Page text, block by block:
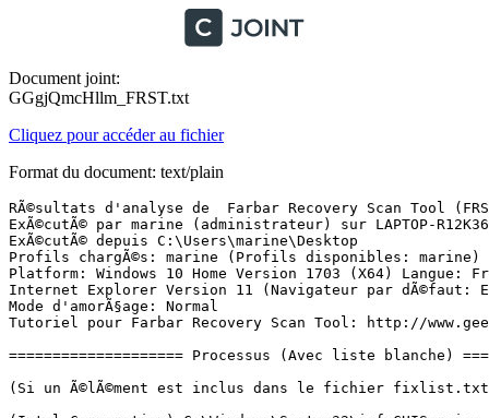
Document joint:
GGgjQmcHllm_FRST.txt
Cliquez pour accéder au fichier
Format du document: text/plain
RÃ©sultats d'analyse de  Farbar Recovery Scan Tool (FRST) (x64) Version: 05-07-2017
ExÃ©cutÃ© par marine (administrateur) sur LAPTOP-R12K36TN (06-07-2017 11:31:15)
ExÃ©cutÃ© depuis C:\Users\marine\Desktop
Profils chargÃ©s: marine (Profils disponibles: marine)
Platform: Windows 10 Home Version 1703 (X64) Langue: FranÃ§ais (France)
Internet Explorer Version 11 (Navigateur par dÃ©faut: Edge)
Mode d'amorÃ§age: Normal
Tutoriel pour Farbar Recovery Scan Tool: http://www.geekstogo.com/forum/topic/335081-frst-tutorial-how-to-use-farbar-recovery-scan-tool/

==================== Processus (Avec liste blanche) =================

(Si un Ã©lÃ©ment est inclus dans le fichier fixlist.txt, le processus sera arrÃªtÃ©. Le fichier ne sera pas dÃ©placÃ©.)

(Intel Corporation) C:\Windows\System32\igfxCUIService.exe
(Windows (R) Win 7 DDK provider) C:\Windows\System32\AdminService.exe
(Acer Incorporated) C:\Program Files (x86)\Acer\AOP Framework\CCDMonitorService.exe
() C:\Program Files (x86)\Canon\IJPLM\ijplmsvc.exe
(Electronic Arts) C:\Program Files (x86)\Origin\OriginWebHelperService.exe
(Microsoft Corporation) C:\Program Files\Windows Defender\MsMpEng.exe
(TeamViewer GmbH) C:\Program Files (x86)\TeamViewer\TeamViewer_Service.exe
(Microsoft Corporation) C:\Program Files\Windows Defender\NisSrv.exe
(Intel Corporation) C:\Program Files (x86)\Intel\Intel(R) Management Engine Components\DAL\jhi_service.exe
(Google Inc.) C:\Program Files (x86)\Google\Update\1.3.33.5\GoogleCrashHandler.exe
(Google Inc.) C:\Program Files (x86)\Google\Update\1.3.33.5\GoogleCrashHandler64.exe
(Intel Corporation) C:\Program Files (x86)\Intel\Intel(R) Management Engine Components\LMS\LMS.exe
(Microsoft Corporation) C:\Windows\Microsoft.NET\Framework64\v3.0\WPF\PresentationFontCache.exe
(Intel Corporation) C:\Windows\System32\igfxEM.exe
(Intel Corporation) C:\Windows\System32\igfxHK.exe
() C:\Windows\System32\igfxTray.exe
() C:\Program Files\WindowsApps\Microsoft.SkypeApp_11.18.614.0_x64__kzf8qxf38zg5c\SkypeHost.exe
(Acer Incorporated) C:\Program Files\Acer\Acer Quick Access\QASvc.exe
(Acer Incorporated) C:\Program Files\Acer\Acer Quick Access\QALSvc.exe
(Acer Incorporated) C:\Program Files\Acer\Acer Quick Access\QAAgent.exe
(Acer Incorporated) C:\Program Files\Acer\Acer Quick Access\QALockHandler.exe
(Acer Incorporated) C:\Program Files\Acer\Acer Quick Access\QAAdminAgent.exe
(Microsoft Corporation) C:\Program Files\Windows Defender\MSASCuiL.exe
(Realtek Semiconductor) C:\Program Files\Realtek\Audio\HDA\RAVCpl64.exe
(Piriform Ltd) C:\Program Files\CCleaner\CCleaner64.exe
(Oracle Corporation) C:\Program Files (x86)\Common Files\Java\Java Update\jusched.exe
(Acer Incorporated) C:\Program Files\Acer\Acer Power Management\ePowerSvc.exe
(Acer Incorporated) C:\Program Files\Acer\Acer Power Management\ePowerTray.exe
(Intel Corporation) C:\Windows\System32\igfxext.exe
(Acer Incorporated) C:\Program Files\Acer\Acer Power Management\ePowerEvent.exe
() C:\OEM\Preload\FubTracking\FubTracking.exe
(Acer) C:\Program Files (x86)\Acer\Acer Portal\AcerPortal.exe
(Acer Cloud Technology) C:\Program Files (x86)\Acer\AOP Framework\acer\ccd.exe
() C:\Program Files (x86)\Acer\Care Center\ACCStd.exe
(Acer Incorporated) C:\Program Files\Acer\Acer Power Management\ePowerButton_NB.exe
(acer) C:\Program Files\Acer\User Experience Improvement Program\Framework\UBTService.exe
(TODO: <Company name>) C:\Program Files\Acer\User Experience Improvement Program\Plugin\AppMonitor\AppMonitorPlugIn.exe
(Intel Corporation) C:\Program Files (x86)\Intel\Intel(R) Security Assist\isa.exe
(Microsoft Corporation) C:\Windows\System32\smartscreen.exe

==================== Registre (Avec liste blanche) ====================

(Si un Ã©lÃ©ment est inclus dans le fichier fixlist.txt, l'Ã©lÃ©ment de Registre sera restaurÃ© Ã  la valeur par dÃ©faut ou supprimÃ©. Le fichier ne sera pas dÃ©placÃ©.)

HKLM\...\Run: [SecurityHealth] => C:\Program Files\Windows Defender\MSASCuiL.exe [629152 2017-03-18] (Microsoft Corporation)
HKLM\...\Run: [RTHDVCPL] => C:\Program Files\Realtek\Audio\HDA\RAVCpl64.exe [14040792 2015-07-07] (Realtek Semiconductor)
HKLM-x32\...\Run: [SunJavaUpdateSched] => C:\Program Files (x86)\Common Files\Java\Java Update\jusched.exe [587288 2017-03-15] (Oracle Corporation)
HKU\S-1-5-21-1811876582-1699742835-4197599875-1001\...\Run: [CCleaner Monitoring] => C:\Program Files\CCleaner\CCleaner64.exe [9803992 2017-06-13] (Piriform Ltd)
GroupPolicy: Restriction <==== ATTENTION

==================== Internet (Avec liste blanche) ====================

(Si un Ã©lÃ©ment est inclus dans le fichier fixlist.txt, s'il s'agit d'un Ã©lÃ©ment du Registre, il sera supprimÃ© ou restaurÃ© Ã  la valeur par dÃ©faut.)

Tcpip\Parameters: [DhcpNameServer] 212.27.40.240 212.27.40.241
Tcpip\..\Interfaces\{0de7181a-9635-46b7-a5dd-f426adf8cb60}: [DhcpNameServer] 192.168.1.1 192.168.1.1
Tcpip\..\Interfaces\{3e997fd1-8029-4268-a002-c3f0dc92510d}: [DhcpNameServer] 212.27.40.240 212.27.40.241

Internet Explorer:
==================
HKLM\Software\Microsoft\Internet Explorer\Main,Start Page = hxxp://go.microsoft.com/fwlink/?LinkID=617910&ResetID=131139431716488040&GUID=87FC5F74-CABD-4B00-BD92-CAE3F7CF3583
HKU\S-1-5-21-1811876582-1699742835-4197599875-1001\Software\Microsoft\Internet Explorer\Main,Start Page = hxxps://fr.yahoo.com/?fr=yset_ie_syc_oracle&type=orcl_hpset
HKU\S-1-5-21-1811876582-1699742835-4197599875-1001\Software\Microsoft\Internet Explorer\Main,Default_Page_URL = hxxp://acer15.msn.com/?pc=ACTE
SearchScopes: HKLM -> DefaultScope {4589EE33-2448-4D73-A9EF-761EA5DB6DE1} URL = hxxp://www.bing.com/search?q={searchTerms}&form=MSSEDF&pc=MSE1
SearchScopes: HKLM -> {4589EE33-2448-4D73-A9EF-761EA5DB6DE1} URL = hxxp://www.bing.com/search?q={searchTerms}&form=MSSEDF&pc=MSE1
SearchScopes: HKLM-x32 -> DefaultScope {4589EE33-2448-4D73-A9EF-761EA5DB6DE1} URL = hxxp://www.bing.com/search?q={searchTerms}&form=MSSEDF&pc=MSE1
SearchScopes: HKLM-x32 -> {4589EE33-2448-4D73-A9EF-761EA5DB6DE1} URL = hxxp://www.bing.com/search?q={searchTerms}&form=MSSEDF&pc=MSE1
SearchScopes: HKU\S-1-5-21-1811876582-1699742835-4197599875-1001 -> DefaultScope {4589EE33-2448-4D73-A9EF-761EA5DB6DE1} URL = 
SearchScopes: HKU\S-1-5-21-1811876582-1699742835-4197599875-1001 -> {2f23ab71-4ac6-41f2-a955-ea576e553146} URL = 
SearchScopes: HKU\S-1-5-21-1811876582-1699742835-